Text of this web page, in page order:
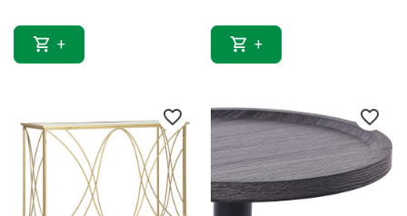
 +  +
favorite_border favorite_border